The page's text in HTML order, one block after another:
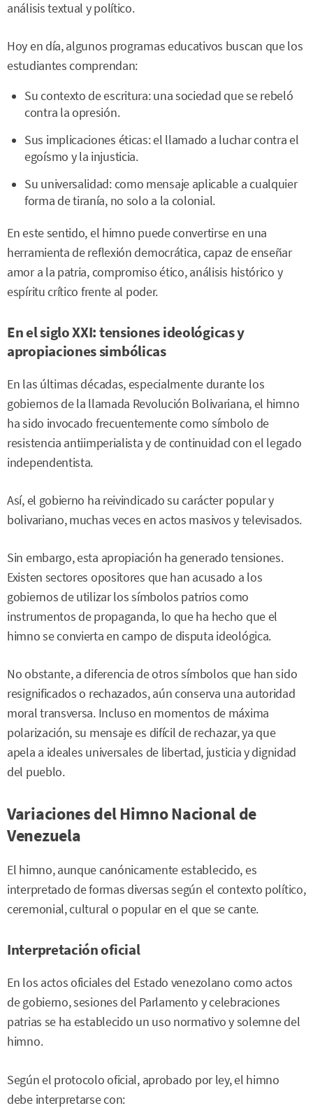
análisis textual y político.
Hoy en día, algunos programas educativos buscan que los
estudiantes comprendan:
Su contexto de escritura: una sociedad que se rebeló
contra la opresión.
Sus implicaciones éticas: el llamado a luchar contra el
egoísmo y la injusticia.
Su universalidad: como mensaje aplicable a cualquier
forma de tiranía, no solo a la colonial.
En este sentido, el himno puede convertirse en una
herramienta de reflexión democrática, capaz de enseñar
amor a la patria, compromiso ético, análisis histórico y
espíritu crítico frente al poder.
En el siglo XXI: tensiones ideológicas y
apropiaciones simbólicas
En las últimas décadas, especialmente durante los
gobiernos de la llamada Revolución Bolivariana, el himno
ha sido invocado frecuentemente como símbolo de
resistencia antiimperialista y de continuidad con el legado
independentista.
Así, el gobierno ha reivindicado su carácter popular y
bolivariano, muchas veces en actos masivos y televisados.
Sin embargo, esta apropiación ha generado tensiones.
Existen sectores opositores que han acusado a los
gobiernos de utilizar los símbolos patrios como
instrumentos de propaganda, lo que ha hecho que el
himno se convierta en campo de disputa ideológica.
No obstante, a diferencia de otros símbolos que han sido
resignificados o rechazados, aún conserva una autoridad
moral transversa. Incluso en momentos de máxima
polarización, su mensaje es difícil de rechazar, ya que
apela a ideales universales de libertad, justicia y dignidad
del pueblo.
Variaciones del Himno Nacional de
Venezuela
El himno, aunque canónicamente establecido, es
interpretado de formas diversas según el contexto político,
ceremonial, cultural o popular en el que se cante.
Interpretación oficial
En los actos oficiales del Estado venezolano como actos
de gobierno, sesiones del Parlamento y celebraciones
patrias se ha establecido un uso normativo y solemne del
himno.
Según el protocolo oficial, aprobado por ley, el himno
debe interpretarse con: